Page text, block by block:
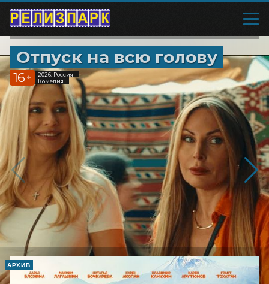
Отпуск на всю голову
16 +
2026, Россия
Комедия
АРХИВ